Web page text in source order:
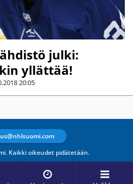
julki:
yllättää!
20:05
Kaikki oikeudet pidätetään.